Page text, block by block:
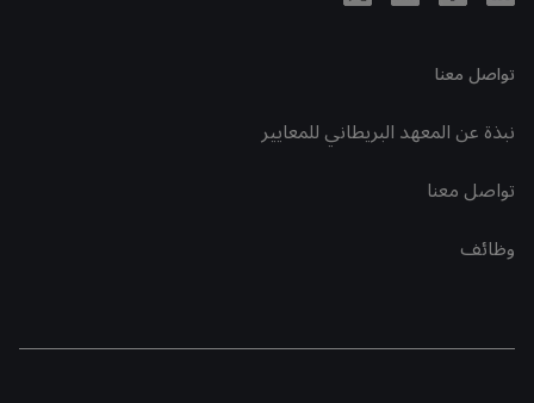
تواصل معنا
نبذة عن المعهد البريطاني للمعايير
تواصل معنا
وظائف